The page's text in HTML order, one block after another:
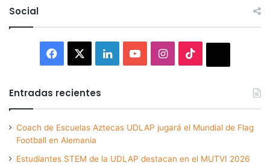
Social
Facebook LinkedInYouTubeInstagram
Entradas recientes
Coach de Escuelas Aztecas UDLAP jugará el Mundial de Flag
Football en Alemania
Estudiantes STEM de la UDLAP destacan en el MUTVI 2026